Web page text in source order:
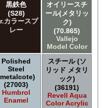
黒鉄色
(S28)
カラースプ
レー
オイリースチ
ール(メタリッ
ク)
(70.865)
Vallejo
Model Color
Polished
Steel
(27003)
Humbrol
Enamel
スチール (ソ
リッド メタリ
ック)
(36191)
Revell Aqua
Color Acrylic